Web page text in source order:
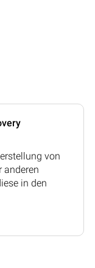
von
anderen
in den